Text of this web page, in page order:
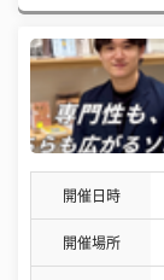
開催日時
開催場所